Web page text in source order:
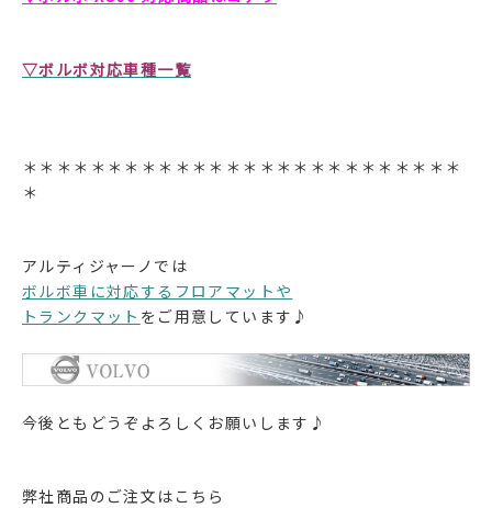
▽ボルボ対応車種一覧
＊＊＊＊＊＊＊＊＊＊＊＊＊＊＊＊＊＊＊＊＊＊＊＊＊＊
＊
アルティジャーノでは
ボルボ車に対応するフロアマットや
トランクマット をご用意しています♪
今後ともどうぞよろしくお願いします♪
弊社商品のご注文はこちら